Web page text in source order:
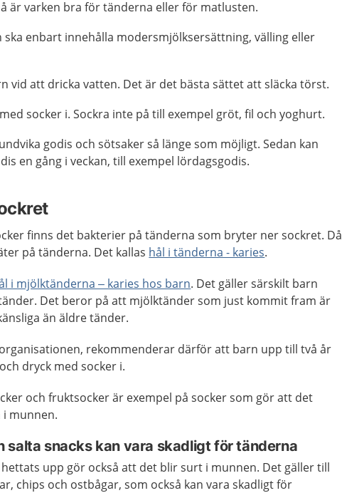
är varken bra för tänderna eller för matlusten.
ska enbart innehålla modersmjölksersättning, välling eller
vid att dricka vatten. Det är det bästa sättet att släcka törst.
socker i. Sockra inte på till exempel gröt, fil och yoghurt.
godis och sötsaker så länge som möjligt. Sedan kan
en gång i veckan, till exempel lördagsgodis.
finns det bakterier på tänderna som bryter ner sockret. Då
på tänderna. Det kallas hål i tänderna - karies.
i mjölktänderna – karies hos barn. Det gäller särskilt barn
Det beror på att mjölktänder som just kommit fram är
än äldre tänder.
rekommenderar därför att barn upp till två år
dryck med socker i.
och fruktsocker är exempel på socker som gör att det
i munnen.
salta snacks kan vara skadligt för tänderna
upp gör också att det blir surt i munnen. Det gäller till
chips och ostbågar, som också kan vara skadligt för